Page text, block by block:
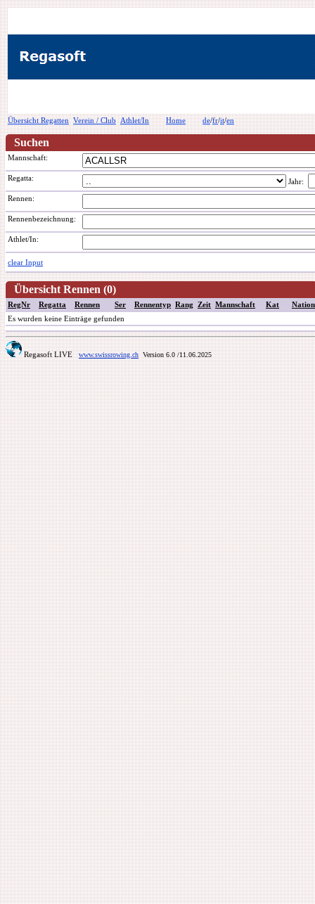
Übersicht Regatten Verein / Club Athlet/In Home de/fr/it/en
Suchen
Mannschaft:
Regatta:
Jahr:
Rennen:
Rennenbezeichnung:
Athlet/In:
clear Input
Übersicht Rennen (0)
RegNr Regatta Rennen Ser Rennentyp Rang Zeit Mannschaft Kat
Nation
Es wurden keine Einträge gefunden
Regasoft LIVE www.swissrowing.chVersion 6.0/11.06.2025